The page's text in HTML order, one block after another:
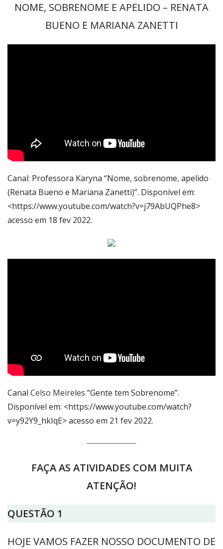
NOME, SOBRENOME E APELIDO – RENATA
BUENO E MARIANA ZANETTI
Canal: Professora Karyna “Nome, sobrenome, apelido
(Renata Bueno e Mariana Zanetti)”. Disponível em:
<https://www.youtube.com/watch?v=j79AbUQPhe8>
acesso em 18 fev 2022.
Canal Celso Meireles “Gente tem Sobrenome”.
Disponível em: <https://www.youtube.com/watch?
v=y92Y9_hkIqE> acesso em 21 fev 2022.
FAÇA AS ATIVIDADES COM MUITA
ATENÇÃO!
QUESTÃO 1
HOJE VAMOS FAZER NOSSO DOCUMENTO DE